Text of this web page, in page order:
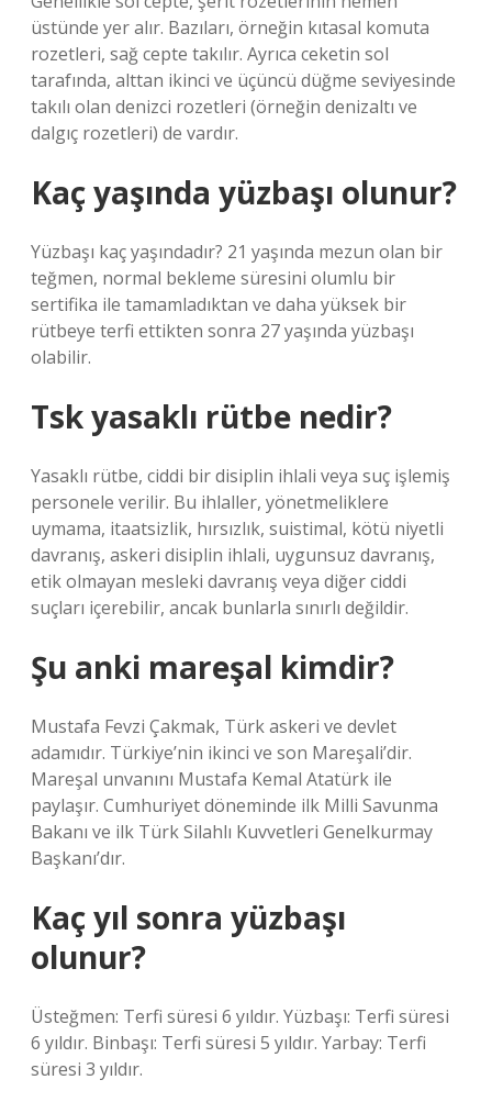
üstünde yer alır. Bazıları, örneğin kıtasal komuta
rozetleri, sağ cepte takılır. Ayrıca ceketin sol
tarafında, alttan ikinci ve üçüncü düğme seviyesinde
takılı olan denizci rozetleri (örneğin denizaltı ve
dalgıç rozetleri) de vardır.
Kaç yaşında yüzbaşı olunur?
Yüzbaşı kaç yaşındadır? 21 yaşında mezun olan bir
teğmen, normal bekleme süresini olumlu bir
sertifika ile tamamladıktan ve daha yüksek bir
rütbeye terfi ettikten sonra 27 yaşında yüzbaşı
olabilir.
Tsk yasaklı rütbe nedir?
Yasaklı rütbe, ciddi bir disiplin ihlali veya suç işlemiş
personele verilir. Bu ihlaller, yönetmeliklere
uymama, itaatsizlik, hırsızlık, suistimal, kötü niyetli
davranış, askeri disiplin ihlali, uygunsuz davranış,
etik olmayan mesleki davranış veya diğer ciddi
suçları içerebilir, ancak bunlarla sınırlı değildir.
Şu anki mareşal kimdir?
Mustafa Fevzi Çakmak, Türk askeri ve devlet
adamıdır. Türkiye’nin ikinci ve son Mareşali’dir.
Mareşal unvanını Mustafa Kemal Atatürk ile
paylaşır. Cumhuriyet döneminde ilk Milli Savunma
Bakanı ve ilk Türk Silahlı Kuvvetleri Genelkurmay
Başkanı’dır.
Kaç yıl sonra yüzbaşı
olunur?
Üsteğmen: Terfi süresi 6 yıldır. Yüzbaşı: Terfi süresi
6 yıldır. Binbaşı: Terfi süresi 5 yıldır. Yarbay: Terfi
süresi 3 yıldır.